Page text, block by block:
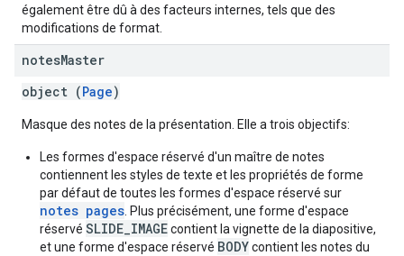
également être dû à des facteurs internes, tels que des
modifications de format.
notesMaster
object (Page)
Masque des notes de la présentation. Elle a trois objectifs:
Les formes d'espace réservé d'un maître de notes
contiennent les styles de texte et les propriétés de forme
par défaut de toutes les formes d'espace réservé sur
notes pages . Plus précisément, une forme d'espace
réservé SLIDE_IMAGEcontient la vignette de la diapositive,
et une forme d'espace réservé BODYcontient les notes du